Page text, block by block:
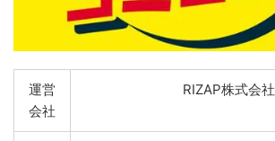
運営
会社
RIZAP株式会社